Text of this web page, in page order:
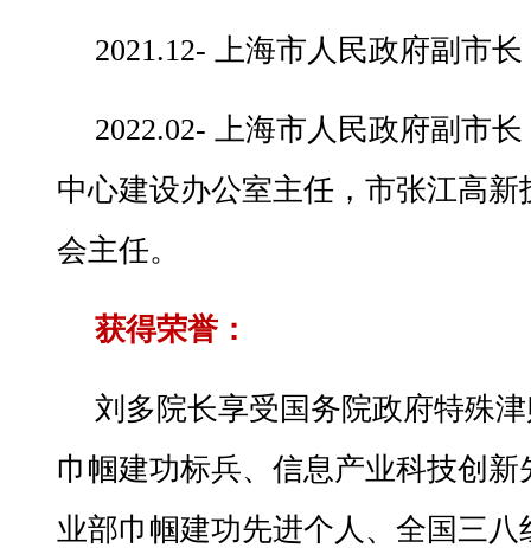
2021.12- 上海市人民政府副市长
2022.02- 上海市人民政府副市
中心建设办公室主任，市张江高
会主任。
获得荣誉：
刘多院长享受国务院政府特殊
巾帼建功标兵、信息产业科技创
业部巾帼建功先进个人、全国三八